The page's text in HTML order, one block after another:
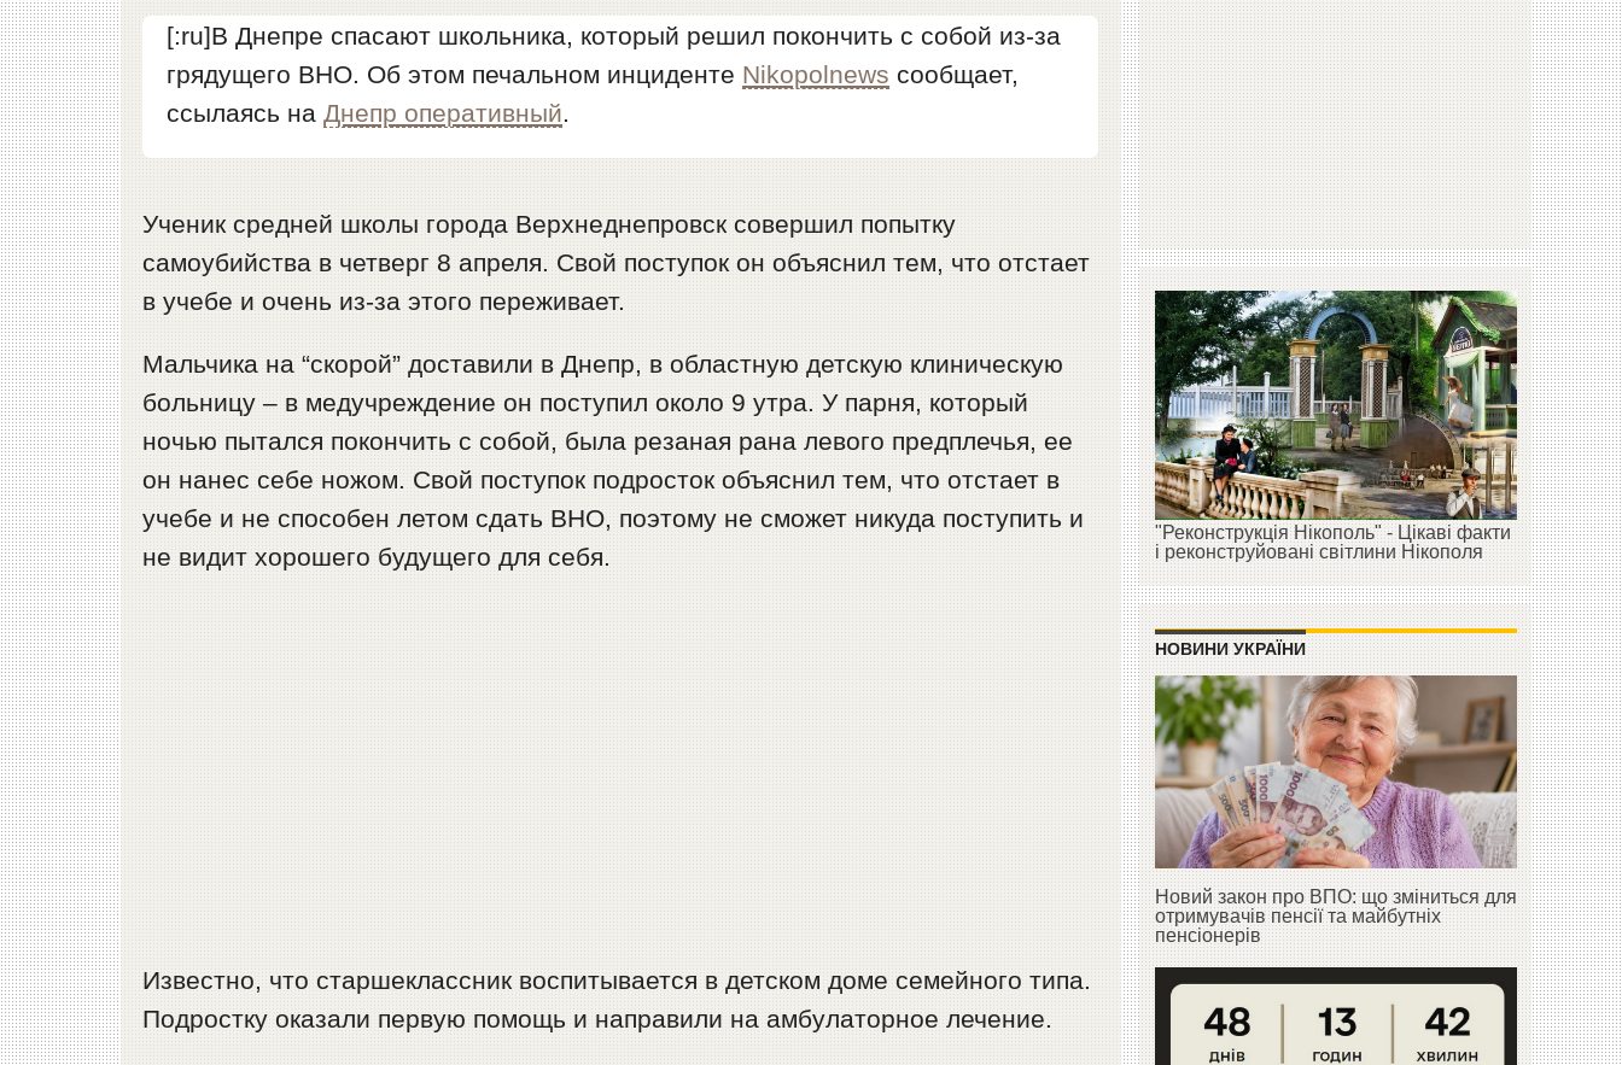
[:ru]В Днепре спасают школьника, который решил покончить с собой из-за
грядущего ВНО. Об этом печальном инциденте Nikopolnews сообщает,
ссылаясь наДнепр оперативный.
Ученик средней школы города Верхнеднепровск совершил попытку
самоубийства в четверг 8 апреля. Свой поступок он объяснил тем, что отстает
в учебе и очень из-за этого переживает.
Мальчика на “скорой” доставили в Днепр, в областную детскую клиническую
больницу – в медучреждение он поступил около 9 утра. У парня, который
ночью пытался покончить с собой, была резаная рана левого предплечья, ее
он нанес себе ножом. Свой поступок подросток объяснил тем, что отстает в
учебе и не способен летом сдать ВНО, поэтому не сможет никуда поступить и
не видит хорошего будущего для себя.
Известно, что старшеклассник воспитывается в детском доме семейного типа.
Подростку оказали первую помощь и направили на амбулаторное лечение.
"Реконструкція Нікополь" - Цікаві факти
і реконструйовані світлини Нікополя
НОВИНИ УКРАЇНИ
Новий закон про ВПО: що зміниться для
отримувачів пенсії та майбутніх
пенсіонерів